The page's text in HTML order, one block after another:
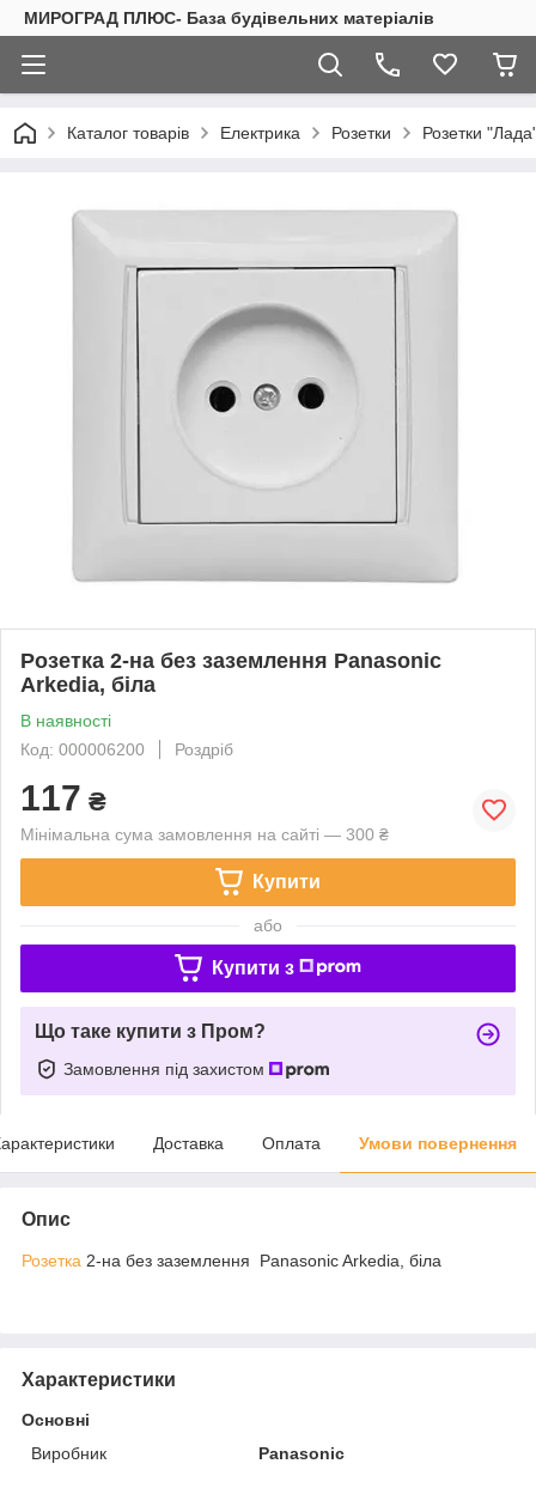
МИРОГРАД ПЛЮС- База будівельних матеріалів
Каталог товарів Електрика Розетки Розетки
Розетка 2-на без заземлення Panasonic
Arkedia, біла
В наявності
Код: 000006200
Роздріб
117 ₴
Мінімальна сума замовлення на сайті — 300 ₴
Купити
або
Купити з
Що таке купити з Пром?
Замовлення під захистом
Доставка Оплата Умови повернення
Опис
Розетка 2-на без заземлення Panasonic Arkedia, біла
Характеристики
Основні
Виробник
Panasonic